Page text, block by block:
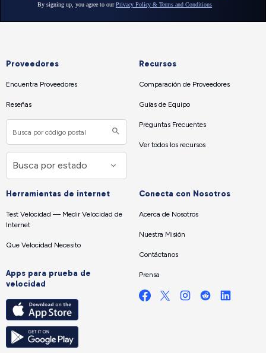
Proveedores
Encuentra Proveedores
Reseñas
Recursos
Comparación de Proveedores
Guías de Equipo
Preguntas Frecuentes
Ver todos los recursos
Herramientas de internet
Test Velocidad — Medir Velocidad de
Internet
Que Velocidad Necesito
Apps para prueba de
velocidad
Conecta con Nosotros
Acerca de Nosotros
Nuestra Misión
Contáctanos
Prensa